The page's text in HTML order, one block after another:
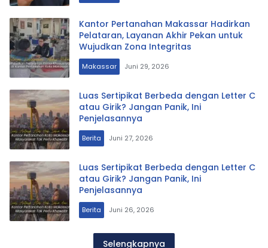
Kantor Pertanahan Makassar Hadirkan
Pelataran, Layanan Akhir Pekan untuk
Wujudkan Zona Integritas
Makassar Juni 29, 2026
Luas Sertipikat Berbeda dengan Letter C
atau Girik? Jangan Panik, Ini
Penjelasannya
Berita Juni 27, 2026
Luas Sertipikat Berbeda dengan Letter C
atau Girik? Jangan Panik, Ini
Penjelasannya
Berita Juni 26, 2026
Selengkapnya